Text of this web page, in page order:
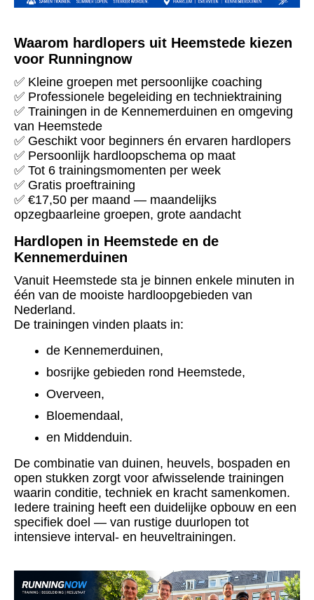
Waarom hardlopers uit Heemstede kiezen
voor Runningnow
✅ Kleine groepen met persoonlijke coaching
✅ Professionele begeleiding en techniektraining
✅ Trainingen in de Kennemerduinen en omgeving
van Heemstede
✅ Geschikt voor beginners én ervaren hardlopers
✅ Persoonlijk hardloopschema op maat
✅ Tot 6 trainingsmomenten per week
✅ Gratis proeftraining
✅ €17,50 per maand — maandelijks
opzegbaarleine groepen, grote aandacht
Hardlopen in Heemstede en de
Kennemerduinen
Vanuit Heemstede sta je binnen enkele minuten in
één van de mooiste hardloopgebieden van
Nederland.
De trainingen vinden plaats in:
de Kennemerduinen,
bosrijke gebieden rond Heemstede,
Overveen,
Bloemendaal,
en Middenduin.
De combinatie van duinen, heuvels, bospaden en
open stukken zorgt voor afwisselende trainingen
waarin conditie, techniek en kracht samenkomen.
Iedere training heeft een duidelijke opbouw en een
specifiek doel — van rustige duurlopen tot
intensieve interval- en heuveltrainingen.